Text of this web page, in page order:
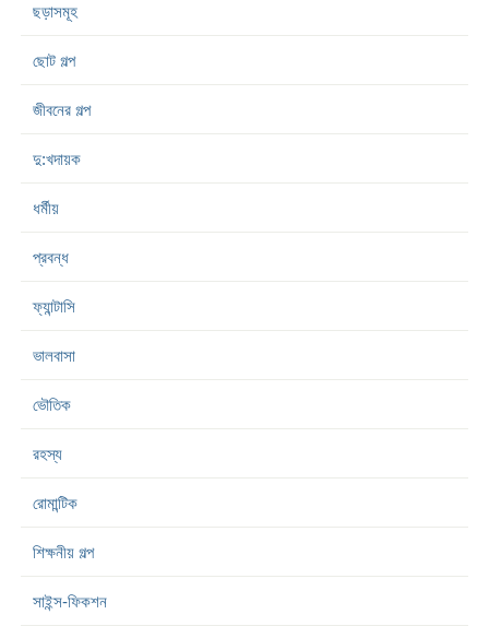
ছড়াসমূহ
ছোট গল্প
জীবনের গল্প
দু:খদায়ক
ধর্মীয়
প্রবন্ধ
ফ্যান্টাসি
ভালবাসা
ভৌতিক
রহস্য
রোমান্টিক
শিক্ষনীয় গল্প
সাইন্স-ফিকশন